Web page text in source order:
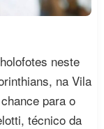
neste
na Vila
para o
técnico da